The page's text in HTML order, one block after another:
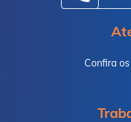
Confira